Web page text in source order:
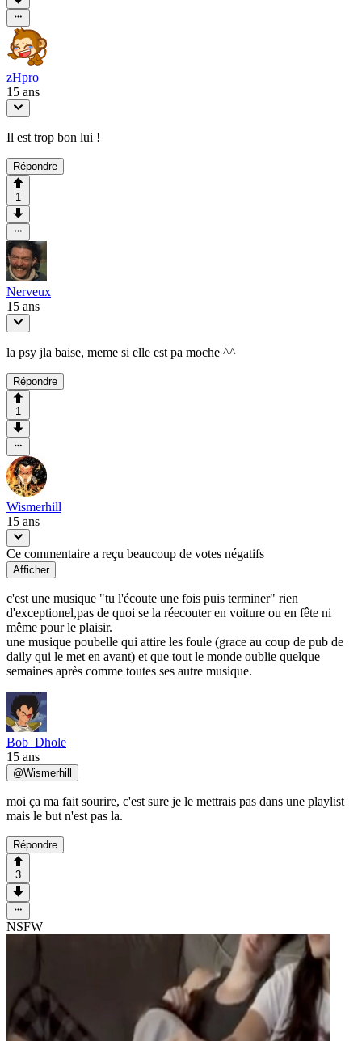
zHpro
15 ans
Il est trop bon lui !
Répondre
1
Nerveux
15 ans
la psy jla baise, meme si elle est pa moche ^^
Répondre
1
Wismerhill
15 ans
Ce commentaire a reçu beaucoup de votes négatifs
Afficher
c'est une musique "tu l'écoute une fois puis terminer" rien
d'exceptionel,pas de quoi se la réecouter en voiture ou en fête ni
même pour le plaisir.
une musique poubelle qui attire les foule (grace au coup de pub de
daily qui le met en avant) et que tout le monde oublie quelque
semaines après comme toutes ses autre musique.
Bob_Dhole
15 ans
@Wismerhill
moi ça ma fait sourire, c'est sure je le mettrais pas dans une playlist
mais le but n'est pas la.
Répondre
3
NSFW